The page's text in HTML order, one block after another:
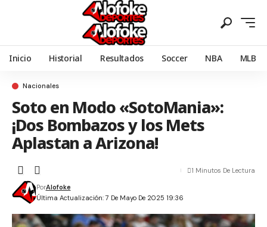
Inicio Historial Resultados Soccer NBA MLB
Nacionales
Soto en Modo «SotoMania»:
¡Dos Bombazos y los Mets
Aplastan a Arizona!
Última Actualización: 7 De Mayo De 2025 19:36
PorAlofoke
1 Minutos De Lectura